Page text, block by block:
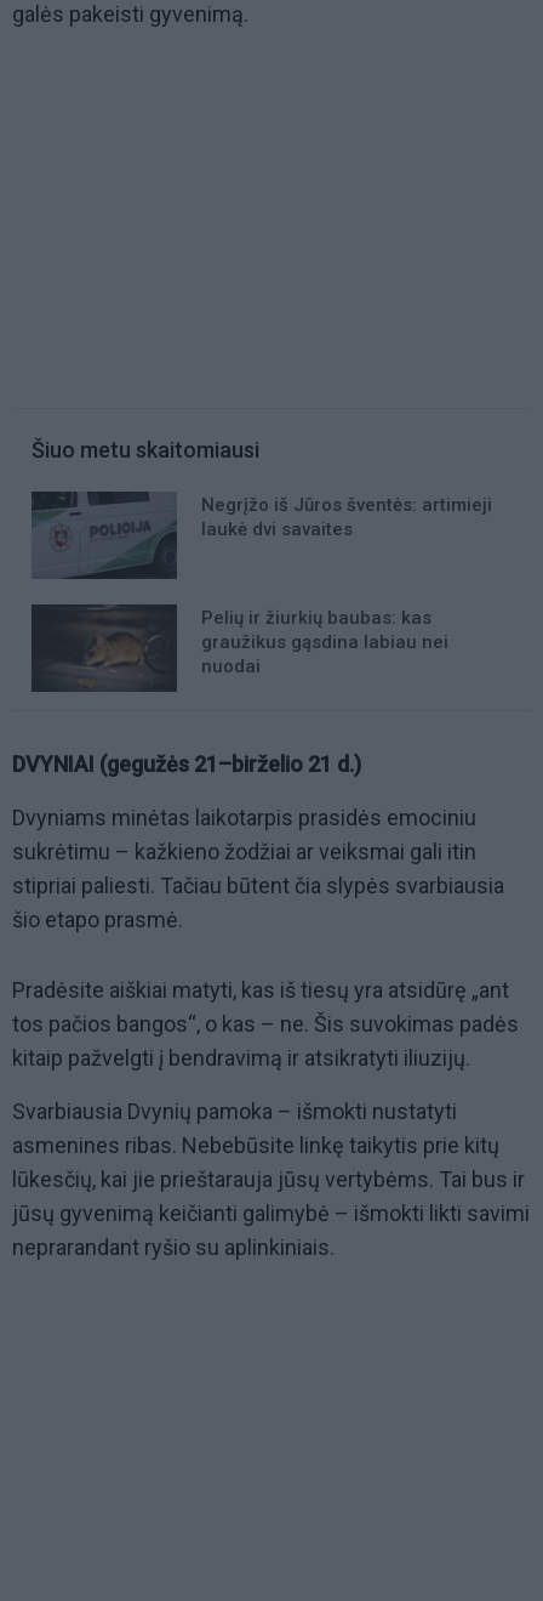
galės pakeisti gyvenimą.
Šiuo metu skaitomiausi
Negrįžo iš Jūros šventės: artimieji
laukė dvi savaites
Pelių ir žiurkių baubas: kas
graužikus gąsdina labiau nei
nuodai
DVYNIAI (gegužės 21–birželio 21 d.)
Dvyniams minėtas laikotarpis prasidės emociniu
sukrėtimu – kažkieno žodžiai ar veiksmai gali itin
stipriai paliesti. Tačiau būtent čia slypės svarbiausia
šio etapo prasmė.
Pradėsite aiškiai matyti, kas iš tiesų yra atsidūrę „ant
tos pačios bangos“, o kas – ne. Šis suvokimas padės
kitaip pažvelgti į bendravimą ir atsikratyti iliuzijų.
Svarbiausia Dvynių pamoka – išmokti nustatyti
asmenines ribas. Nebebūsite linkę taikytis prie kitų
lūkesčių, kai jie prieštarauja jūsų vertybėms. Tai bus ir
jūsų gyvenimą keičianti galimybė – išmokti likti savimi
neprarandant ryšio su aplinkiniais.